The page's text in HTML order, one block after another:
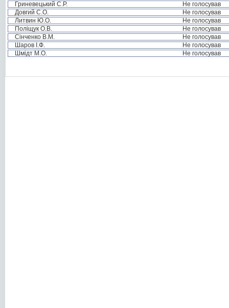
Гриневецький С.Р.
Не голосував
Довгий С.О.
Не голосував
Литвин Ю.О.
Не голосував
Поліщук О.В.
Не голосував
Сінченко В.М.
Не голосував
Шаров І.Ф.
Не голосував
Шмідт М.О.
Не голосував